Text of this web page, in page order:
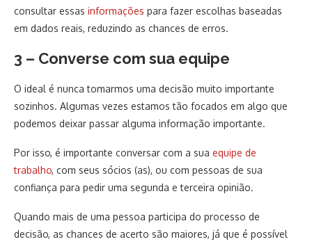
consultar essas informações para fazer escolhas baseadas
em dados reais, reduzindo as chances de erros.
3 – Converse com sua equipe
O ideal é nunca tomarmos uma decisão muito importante
sozinhos. Algumas vezes estamos tão focados em algo que
podemos deixar passar alguma informação importante.
Por isso, é importante conversar com a sua equipe de
trabalho, com seus sócios (as), ou com pessoas de sua
confiança para pedir uma segunda e terceira opinião.
Quando mais de uma pessoa participa do processo de
decisão, as chances de acerto são maiores, já que é possível